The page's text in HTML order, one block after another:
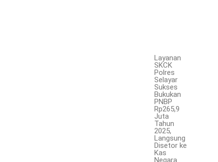
Layanan
SKCK
Polres
Selayar
Sukses
Bukukan
PNBP
Rp265,9
Juta
Tahun
2025,
Langsung
Disetor ke
Kas
Negara